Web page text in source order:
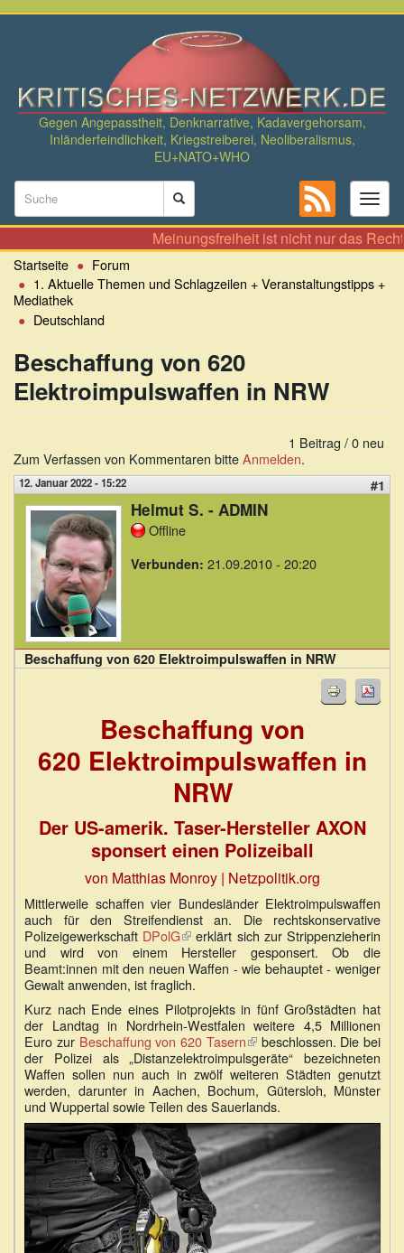
Direkt
Gegen Angepasstheit, Denknarrative, Kadavergehorsam,
Inländerfeindlichkeit, Kriegstreiberei, Neoliberalismus,
EU+NATO+WHO
Suchformular
Suche
Meinungsfreiheit ist nicht nur das Recht,
Startseite
Forum
1. Aktuelle Themen und Schlagzeilen + Veranstaltungstipps +
Mediathek
Deutschland
Beschaffung von 620
Elektroimpulswaffen in NRW
1 Beitrag / 0 neu
Zum Verfassen von Kommentaren bitteAnmelden.
12. Januar 2022 - 15:22 #1
Helmut S. - ADMIN
Offline
Verbunden: 21.09.2010 - 20:20
Beschaffung von 620 Elektroimpulswaffen in NRW
Beschaffung von
620 Elektroimpulswaffen in
NRW
Der US-amerik. Taser-Hersteller AXON
sponsert einen Polizeiball
von Matthias Monroy | Netzpolitik.org
Mittlerweile schaffen vier Bundesländer Elektroimpulswaffen
auch für den Streifendienst an. Die rechtskonservative
Polizeigewerkschaft DPolG(Link
ist
extern)
erklärt sich zur Strippenzieherin
und wird von einem Hersteller gesponsert. Ob die
Beamt:innen mit den neuen Waffen - wie behauptet - weniger
Gewalt anwenden, ist fraglich.
Kurz nach Ende eines Pilotprojekts in fünf Großstädten hat
der Landtag in Nordrhein-Westfalen weitere 4,5 Millionen
Euro zur Beschaffung von 620 Tasern(Link
ist
extern)
beschlossen. Die bei
der Polizei als „Distanzelektroimpulsgeräte“ bezeichneten
Waffen sollen nun auch in zwölf weiteren Städten genutzt
werden, darunter in Aachen, Bochum, Gütersloh, Münster
und Wuppertal sowie Teilen des Sauerlands.